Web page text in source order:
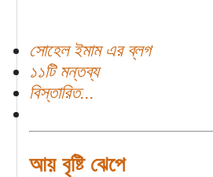
সোহেল ইমাম এর ব্লগ
১১টি মন্তব্য
বিস্তারিত...
আয় বৃষ্টি ঝেপে